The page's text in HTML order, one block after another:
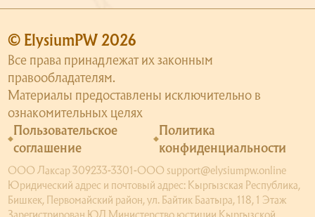
© ElysiumPW 2026
Все права принадлежат их законным
правообладателям.
Материалы предоставлены исключительно в
ознакомительных целях
Пользовательское
соглашение
Политика
конфиденциальности
ООО Лаксар 309233-3301-ООО support@elysiumpw.online
Юридический адрес и почтовый адрес: Кыргызская Республика,
Бишкек, Первомайский район, ул. Байтик Баатыра, 118, 1 Этаж